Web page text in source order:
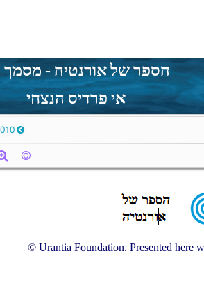
הספר של אורנטיה - מסמך 11
אי פרדיס הנצחי
© Urantia Foundation. Presented here